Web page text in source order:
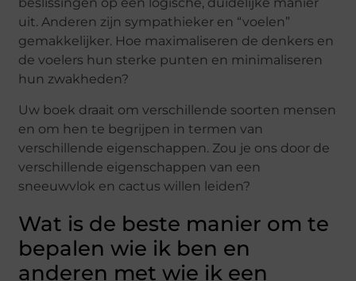
beslissingen op een logische, duidelijke manier
uit. Anderen zijn sympathieker en “voelen”
gemakkelijker. Hoe maximaliseren de denkers en
de voelers hun sterke punten en minimaliseren
hun zwakheden?
Uw boek draait om verschillende soorten mensen
en om hen te begrijpen in termen van
verschillende eigenschappen. Zou je ons door de
verschillende eigenschappen van een
sneeuwvlok en cactus willen leiden?
Wat is de beste manier om te
bepalen wie ik ben en
anderen met wie ik een